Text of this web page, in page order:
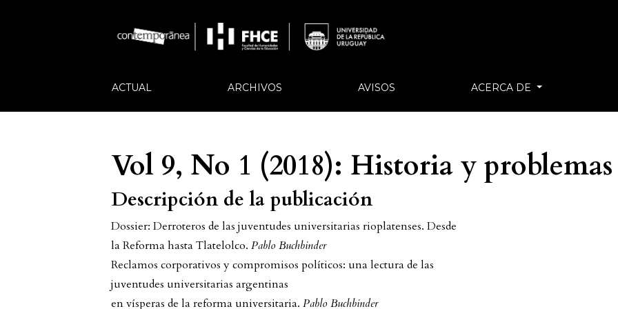
ACTUAL ARCHIVOS AVISOS ACERCA DE
Vol 9, No 1 (2018): Historia y
Descripción de la publicación
Dossier: Derroteros de las juventudes universitarias rioplatenses. Desde
la Reforma hasta Tlatelolco.Pablo Buchbinder
Reclamos corporativos y compromisos políticos: una lectura de las
juventudes universitarias argentinas
en vísperas de la reforma universitaria.Pablo Buchbinder